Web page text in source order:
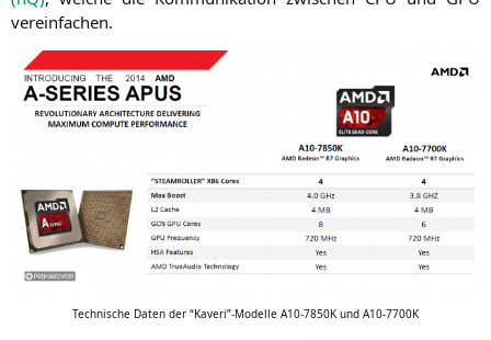
vereinfachen.
Tech­ni­sche Daten der “Kaveri”-Modelle A10-7850K und A10-7700K